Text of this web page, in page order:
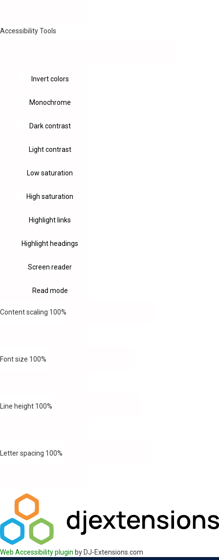
Accessibility Tools
Invert colors
Monochrome
Dark contrast
Light contrast
Low saturation
High saturation
Highlight links
Highlight headings
Screen reader
Read mode
Content scaling 100%
Font size 100%
Line height 100%
Letter spacing 100%
Web Accessibility plugin by DJ-Extensions.com